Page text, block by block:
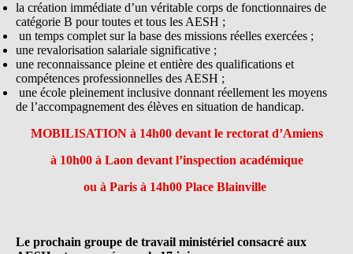
la création immédiate d’un véritable corps de fonctionnaires de
catégorie B pour toutes et tous les AESH ;
un temps complet sur la base des missions réelles exercées ;
une revalorisation salariale significative ;
une reconnaissance pleine et entière des qualifications et
compétences professionnelles des AESH ;
une école pleinement inclusive donnant réellement les moyens
de l’accompagnement des élèves en situation de handicap.
MOBILISATION à 14h00 devant le rectorat d’Amiens
à 10h00 à Laon devant l’inspection académique
ou à Paris à 14h00 Place Blainville
Le prochain groupe de travail ministériel consacré aux